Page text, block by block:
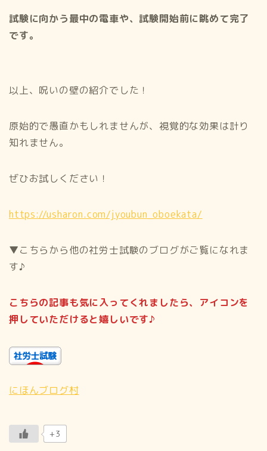
試験に向かう最中の電車や、試験開始前に眺めて完了
です。
以上、呪いの壁の紹介でした！
原始的で愚直かもしれませんが、視覚的な効果は計り
知れません。
ぜひお試しください！
https://usharon.com/jyoubun_oboekata/
▼こちらから他の社労士試験のブログがご覧になれま
す♪
こちらの記事も気に入ってくれましたら、アイコンを
押していただけると嬉しいです♪
にほんブログ村
+3